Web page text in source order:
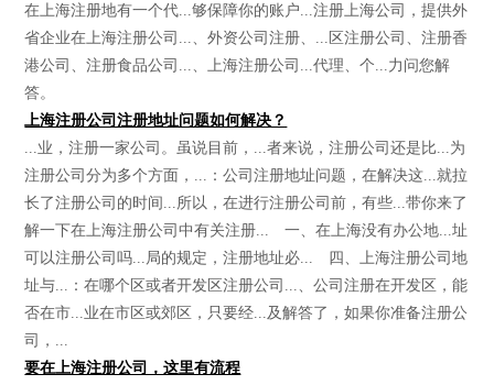
在上海注册地有一个代...够保障你的账户...注册上海公司，提供外
省企业在上海注册公司...、外资公司注册、...区注册公司、注册香
港公司、注册食品公司...、上海注册公司...代理、个...力问您解
答。
上海注册公司注册地址问题如何解决？
...业，注册一家公司。虽说目前，...者来说，注册公司还是比...为
注册公司分为多个方面，...：公司注册地址问题，在解决这...就拉
长了注册公司的时间...所以，在进行注册公司前，有些...带你来了
解一下在上海注册公司中有关注册... 一、在上海没有办公地...址
可以注册公司吗...局的规定，注册地址必... 四、上海注册公司地
址与...：在哪个区或者开发区注册公司...、公司注册在开发区，能
否在市...业在市区或郊区，只要经...及解答了，如果你准备注册公
司，...
要在上海注册公司，这里有流程